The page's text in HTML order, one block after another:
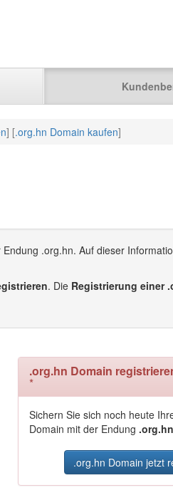
] [.org.hn Domain kaufen]
.org.hn. Auf dieser
. Die Registrierung einer
.org.hn Domain
*
Sichern Sie sich noch heute
Domain mit der Endung .org.hn
.org.hn Domain jetzt